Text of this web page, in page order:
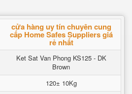
cửa hàng uy tín chuyên cung
cấp Home Safes Suppliers giá
rẻ nhất
Ket Sat Van Phong KS125 - DK
Brown
120± 10Kg